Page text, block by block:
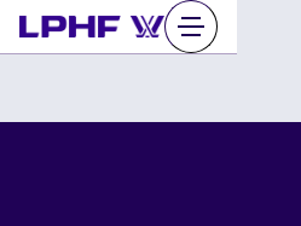
Sauter
au